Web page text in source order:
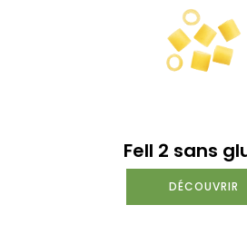
Fell 2 sans
DÉCOUVRIR